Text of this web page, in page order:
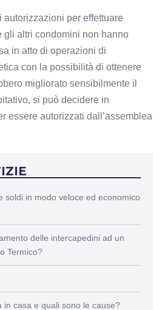
autorizzazioni per effettuare
gli altri condomini non hanno
in atto di operazioni di
con la possibilità di ottenere
migliorato sensibilmente il
si può decidere in
essere autorizzati dall’assemblea
soldi in modo veloce ed economico
delle intercapedini ad un
Termico?
in casa e quali sono le cause?